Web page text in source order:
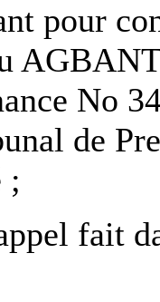
pour
No
de
;
fait